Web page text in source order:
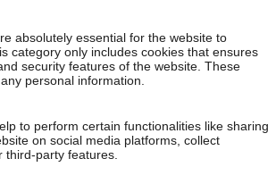
absolutely essential for the website to
category only includes cookies that ensures
security features of the website. These
personal information.
to perform certain functionalities like sharing
on social media platforms, collect
party features.